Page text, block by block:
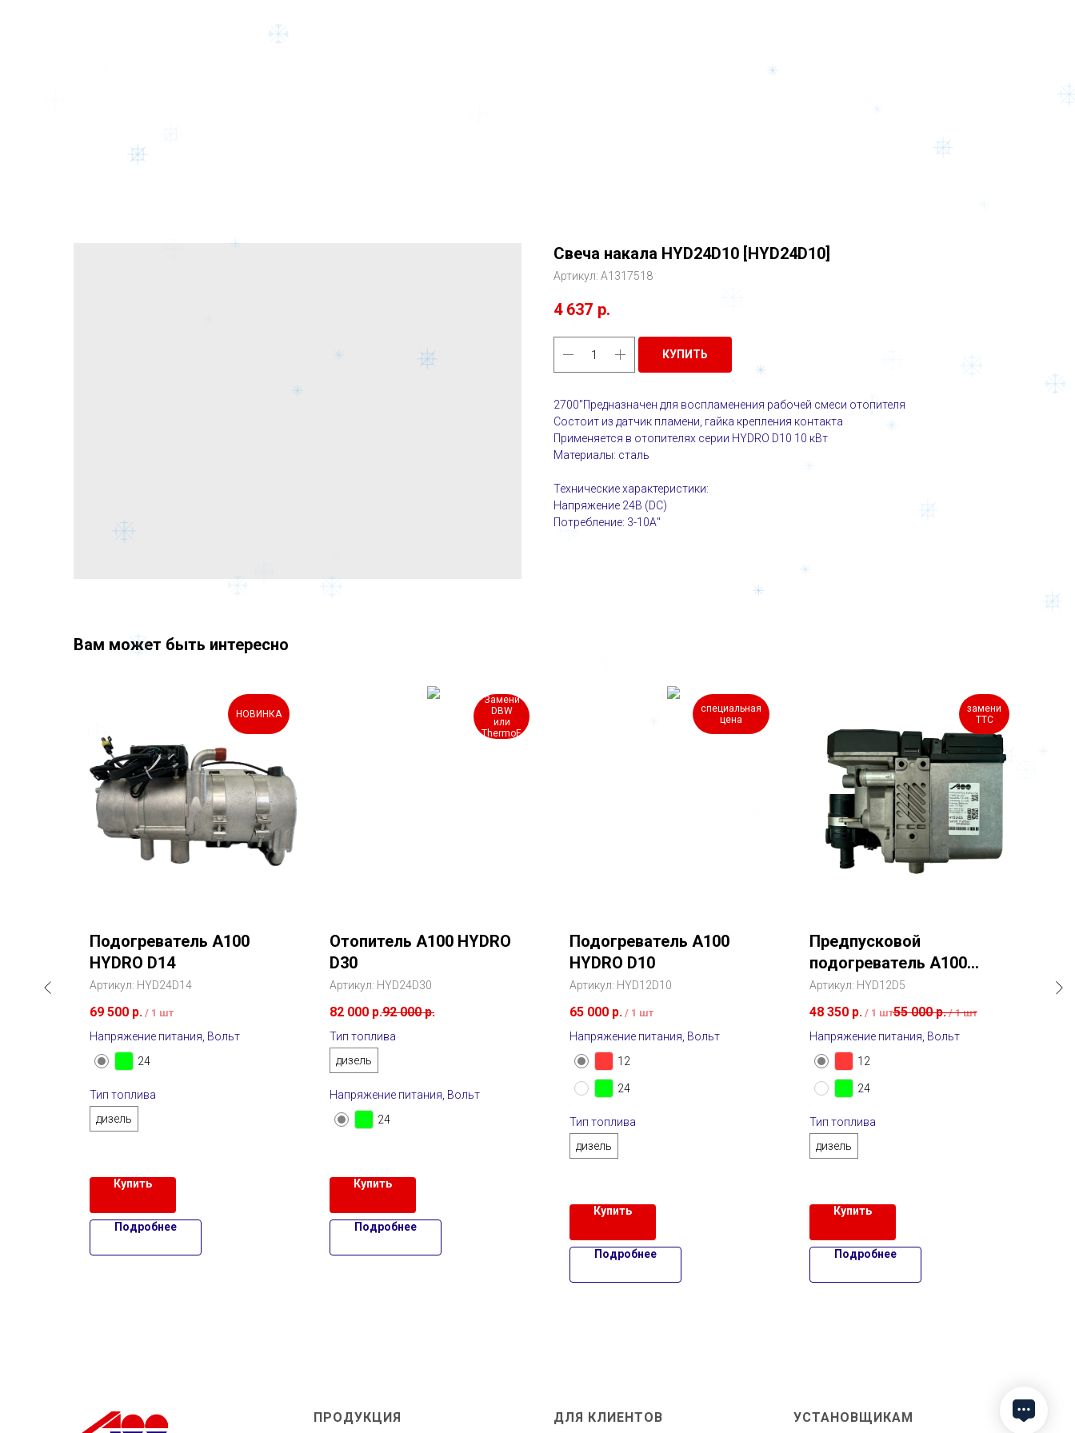
Свеча накала HYD24D10 [HYD24D10]
Артикул: A1317518
4 637 р.
КУПИТЬ
2700"Предназначен для воспламенения рабочей смеси отопителя
Состоит из датчик пламени, гайка крепления контакта
Применяется в отопителях серии HYDRO D10 10 кВт
Материалы: сталь
Технические характеристики:
Напряжение 24В (DC)
Потребление: 3-10А"
Вам может быть интересно
НОВИНКА
Подогреватель A100
HYDRO D14
Артикул: HYD24D14
69 500 р. / 1 шт
Напряжение питания, Вольт
24
Тип топлива
дизель
Купить
Подробнее
Замени
DBW
или
ThermoE
Отопитель A100 HYDRO
D30
Артикул: HYD24D30
82 000 р.92 000 р.
Тип топлива
дизель
Напряжение питания, Вольт
24
Купить
Подробнее
специальная
цена
Подогреватель A100
HYDRO D10
Артикул: HYD12D10
65 000 р. / 1 шт
Напряжение питания, Вольт
12
24
Тип топлива
дизель
Купить
Подробнее
замени
ТТС
Предпусковой
подогреватель A100
HYDRO D5
Артикул: HYD12D5
48 350 р. / 1 шт55 000 р. / 1 шт
Напряжение питания, Вольт
12
24
Тип топлива
дизель
Купить
Подробнее
ПРОДУКЦИЯ ДЛЯ КЛИЕНТОВ УСТАНОВЩИКАМ